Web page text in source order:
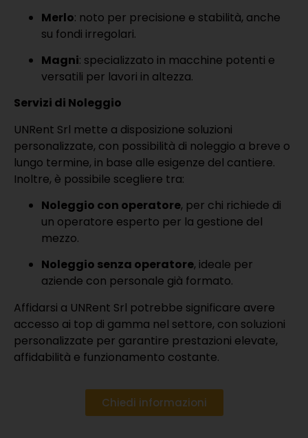
Merlo: noto per precisione e stabilità, anche
su fondi irregolari.
Magni: specializzato in macchine potenti e
versatili per lavori in altezza.
Servizi di Noleggio
UNRent Srl mette a disposizione soluzioni
personalizzate, con possibilità di noleggio a breve o
lungo termine, in base alle esigenze del cantiere.
Inoltre, è possibile scegliere tra:
Noleggio con operatore, per chi richiede di
un operatore esperto per la gestione del
mezzo.
Noleggio senza operatore, ideale per
aziende con personale già formato.
Affidarsi a UNRent Srl potrebbe significare avere
accesso ai top di gamma nel settore, con soluzioni
personalizzate per garantire prestazioni elevate,
affidabilità e funzionamento costante.
Chiedi informazioni